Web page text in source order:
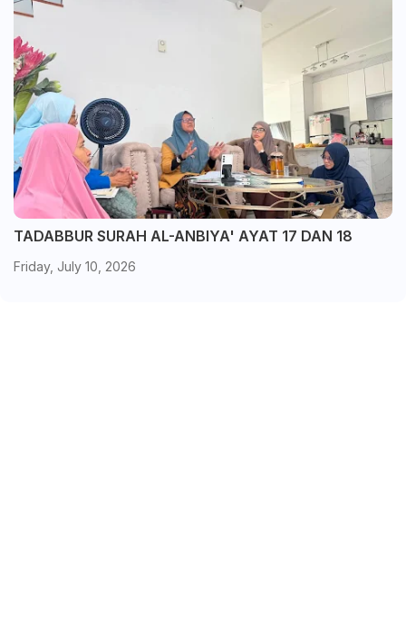
TADABBUR SURAH AL-ANBIYA' AYAT 17 DAN 18
Friday, July 10, 2026